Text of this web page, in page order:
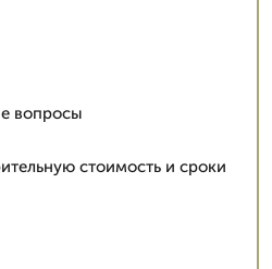
вопросы
стоимость и сроки